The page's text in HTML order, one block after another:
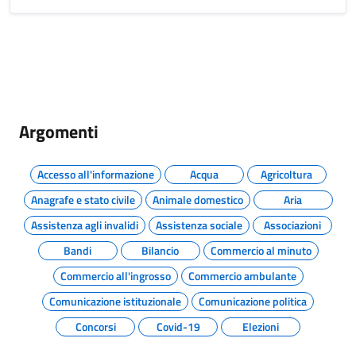
Argomenti
Accesso all'informazione Acqua
Agricoltura
Anagrafe e stato civile
Animale domestico
Aria
Assistenza agli invalidi
Assistenza sociale
Associazioni
Bandi
Bilancio
Commercio al minuto
Commercio all'ingrosso
Commercio ambulante
Comunicazione istituzionale
Comunicazione politica
Concorsi
Covid-19 Elezioni